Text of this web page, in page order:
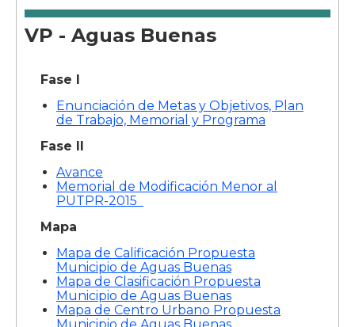
VP - Aguas Buenas
Fase I
Enunciación de Metas y Objetivos, Plan
de Trabajo, Memorial y Programa
Fase II
Avance
Memorial de Modificación Menor al
PUTPR-2015
Mapa
Mapa de Calificación Propuesta
Municipio de Aguas Buenas
Mapa de Clasificación Propuesta
Municipio de Aguas Buenas
Mapa de Centro Urbano Propuesta